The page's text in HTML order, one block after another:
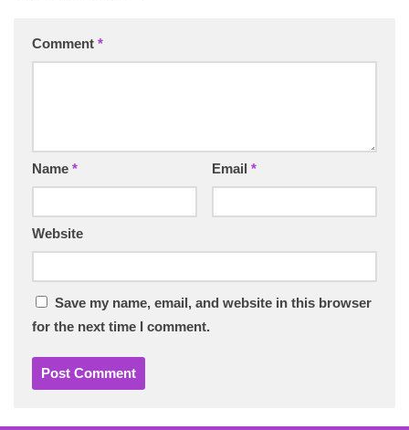
Comment *
Name * Email *
Website
Save my name, email, and website in this browser
for the next time I comment.